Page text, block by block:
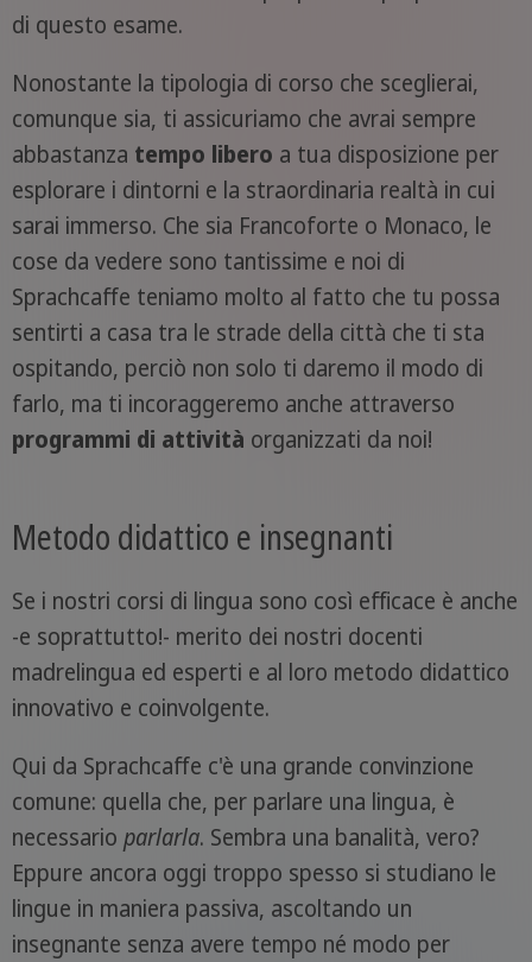
di questo esame.
Nonostante la tipologia di corso che sceglierai,
comunque sia, ti assicuriamo che avrai sempre
abbastanza tempo libero a tua disposizione per
esplorare i dintorni e la straordinaria realtà in cui
sarai immerso. Che sia Francoforte o Monaco, le
cose da vedere sono tantissime e noi di
Sprachcaffe teniamo molto al fatto che tu possa
sentirti a casa tra le strade della città che ti sta
ospitando, perciò non solo ti daremo il modo di
farlo, ma ti incoraggeremo anche attraverso
programmi di attività organizzati da noi!
Metodo didattico e insegnanti
Se i nostri corsi di lingua sono così efficace è anche
-e soprattutto!- merito dei nostri docenti
madrelingua ed esperti e al loro metodo didattico
innovativo e coinvolgente.
Qui da Sprachcaffe c'è una grande convinzione
comune: quella che, per parlare una lingua, è
necessario parlarla. Sembra una banalità, vero?
Eppure ancora oggi troppo spesso si studiano le
lingue in maniera passiva, ascoltando un
insegnante senza avere tempo né modo per